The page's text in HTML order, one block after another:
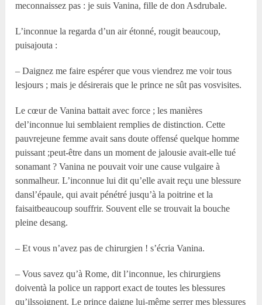
meconnaissez pas : je suis Vanina, fille de don Asdrubale.
L’inconnue la regarda d’un air étonné, rougit beaucoup,
puisajouta :
– Daignez me faire espérer que vous viendrez me voir tous
lesjours ; mais je désirerais que le prince ne sût pas vosvisites.
Le cœur de Vanina battait avec force ; les manières
del’inconnue lui semblaient remplies de distinction. Cette
pauvrejeune femme avait sans doute offensé quelque homme
puissant ;peut-être dans un moment de jalousie avait-elle tué
sonamant ? Vanina ne pouvait voir une cause vulgaire à
sonmalheur. L’inconnue lui dit qu’elle avait reçu une blessure
dansl’épaule, qui avait pénétré jusqu’à la poitrine et la
faisaitbeaucoup souffrir. Souvent elle se trouvait la bouche
pleine desang.
– Et vous n’avez pas de chirurgien ! s’écria Vanina.
– Vous savez qu’à Rome, dit l’inconnue, les chirurgiens
doiventà la police un rapport exact de toutes les blessures
qu’ilssoignent. Le prince daigne lui-même serrer mes blessures